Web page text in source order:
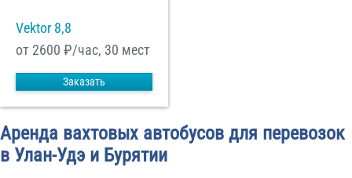
Vektor 8,8
от 2600 ₽/час, 30 мест
Заказать
Аренда вахтовых автобусов для перевозок
в Улан-Удэ и Бурятии